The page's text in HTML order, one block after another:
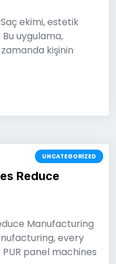
ekimi, estetik
uygulama,
kişinin
UNCATEGORIZED
Reduce
Manufacturing
every
panel machines